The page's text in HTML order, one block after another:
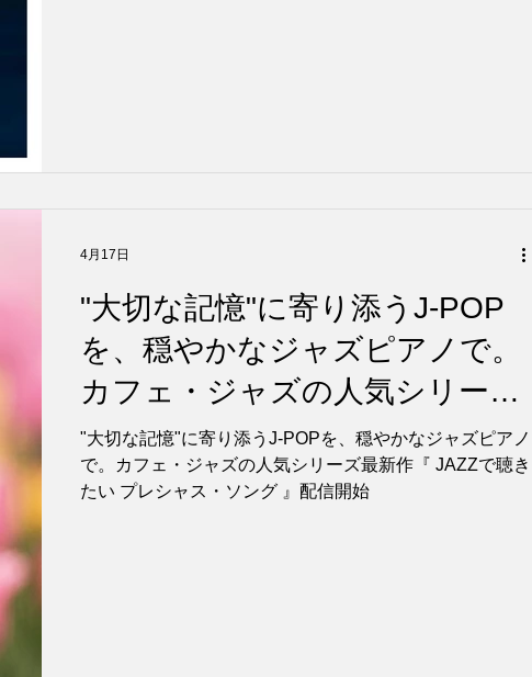
"大切な記憶"に寄り添うJ-POP
を、穏やかなジャズピアノで。
カフェ・ジャズの人気シリーズ
最新作『 JAZZで聴きたい プレ
シャス・ソング 』配信開始
"大切な記憶"に寄り添うJ-POPを、穏やかなジャズピアノ
で。カフェ・ジャズの人気シリーズ最新作『 JAZZで聴き
たい プレシャス・ソング 』配信開始
4月17日